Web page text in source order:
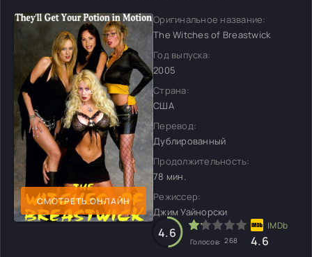
СМОТРЕТЬ ОНЛАЙН
Оригинальное название:
The Witches of Breastwick
Год выпуска:
2005
Страна:
США
Перевод:
Дублированный
Продолжительность:
78 мин.
Режиссер:
Джим Уайнорски
4.6
Голосов: 268 4.6